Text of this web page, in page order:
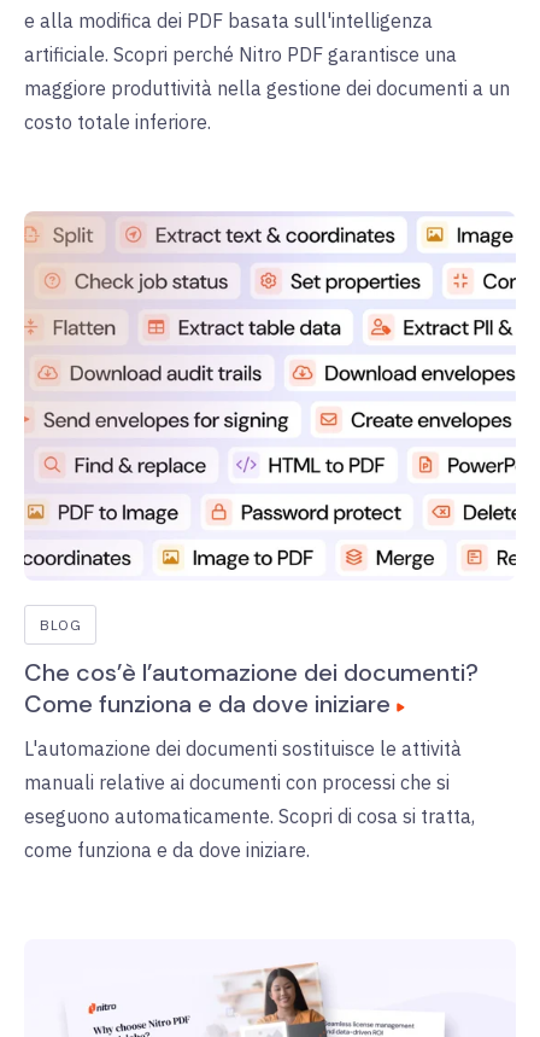
e alla modifica dei PDF basata sull'intelligenza
artificiale. Scopri perché Nitro PDF garantisce una
maggiore produttività nella gestione dei documenti a un
costo totale inferiore.
BLOG
Che cos’è l’automazione dei documenti?
Come funziona e da dove iniziare
L'automazione dei documenti sostituisce le attività
manuali relative ai documenti con processi che si
eseguono automaticamente. Scopri di cosa si tratta,
come funziona e da dove iniziare.